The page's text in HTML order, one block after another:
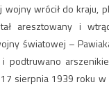
wrócił do kraju,
aresztowany i
światowej –
podtruwano
17 sierpnia 1939 roku